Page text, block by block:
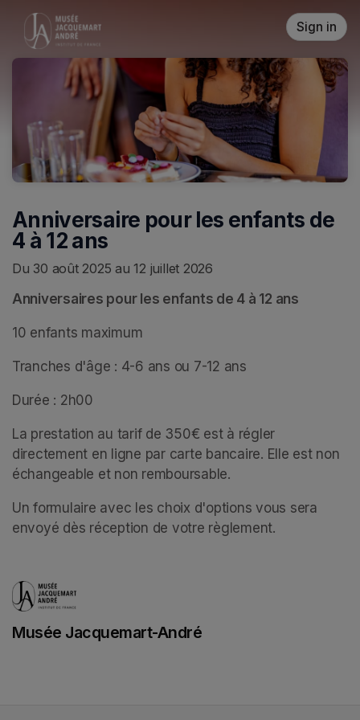
Skip header
Sign in
Anniversaire pour les enfants de
4 à 12 ans
Du 30 août 2025 au 12 juillet 2026
Anniversaires pour les enfants de 4 à 12 ans
10 enfants maximum
Tranches d'âge : 4-6 ans ou 7-12 ans
Durée : 2h00
La prestation au tarif de 350€ est à régler
directement en ligne par carte bancaire. Elle est non
échangeable et non remboursable.
Un formulaire avec les choix d'options vous sera
envoyé dès réception de votre règlement.
Musée Jacquemart-André